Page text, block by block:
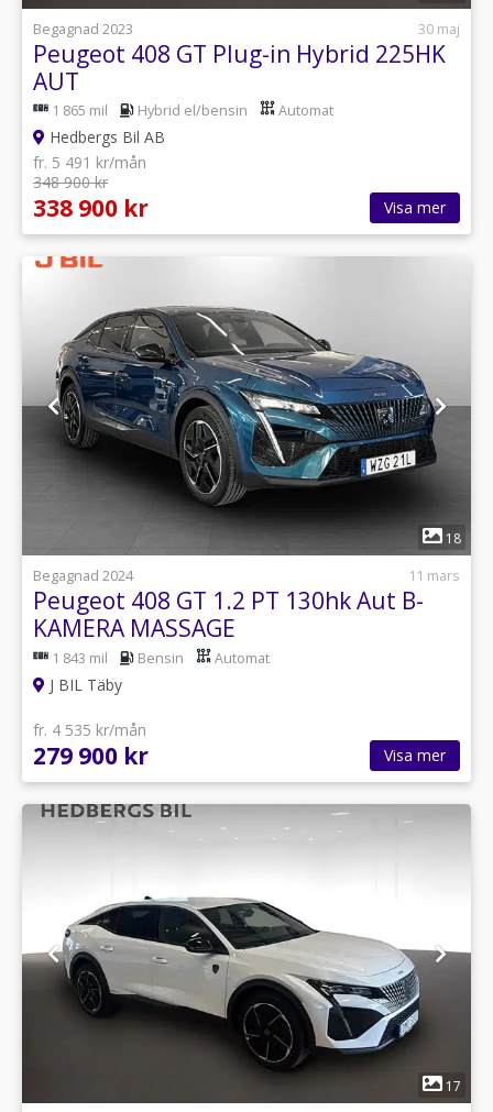
Begagnad 2023
30 maj
Peugeot 408 GT Plug-in Hybrid 225HK
AUT
1 865 mil Hybrid el/bensin Automat
Hedbergs Bil AB
fr. 5 491 kr/mån
348 900 kr
338 900 kr Visa mer
1
18
Begagnad 2024
11 mars
Peugeot 408 GT 1.2 PT 130hk Aut B-
KAMERA MASSAGE
1 843 mil Bensin Automat
J BIL Täby
fr. 4 535 kr/mån
279 900 kr Visa mer
17